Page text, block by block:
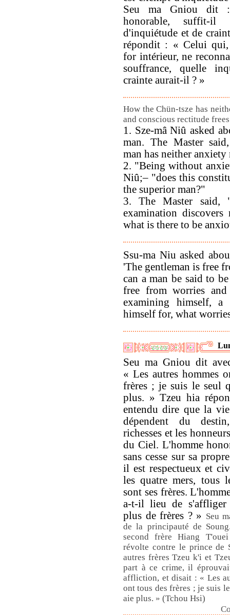
Seu ma Gniou dit
honorable, suffit-il
d'inquiétude et de
répondit : « Celui qui,
for intérieur, ne
souffrance, quelle
crainte aurait-il ? »
How the Chün-tsze has
and conscious rectitude
1. Sze-mâ Niû asked
man. The Master
man has neither anxiety
2. "Being without
Niû;– "does this
the superior man?"
3. The Master said,
examination
what is there to be
Ssu-ma Niu asked
'The gentleman is free
can a man be said to
free from worries
examining himself,
himself for, what
Seu ma Gniou dit
« Les autres hommes
frères ; je suis le seul
plus. » Tzeu hia
entendu dire que la
dépendent du
richesses et les
du Ciel. L'homme
sans cesse sur sa
il est respectueux et
les quatre mers, tous
sont ses frères.
a-t-il lieu de s'affliger
plus de frères ? » Seu
de la principauté de
second frère Hiang
révolte contre le prince de
autres frères Tzeu k'i et
part à ce crime, il
affliction, et disait : « Les
ont tous des frères ; je suis
aie plus. » (Tchou Hsi)